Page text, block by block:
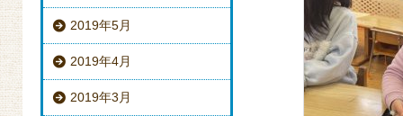
2019年5月
2019年4月
2019年3月